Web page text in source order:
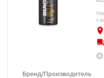
Бренд/Производитель
с